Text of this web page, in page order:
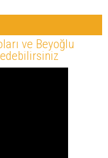
ve Beyoğlu